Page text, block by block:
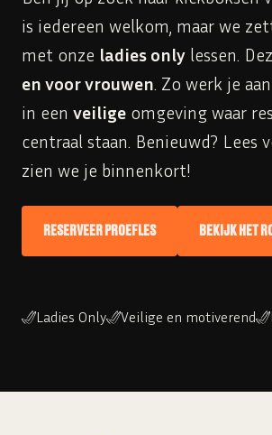
is iedereen welkom, maar we
met onze ladies only lessen.
en voor vrouwen. Zo werk je
in een veilige omgeving waar
centraal staan. Benieuwd? Lees
zien we je binnenkort!
RESERVEER PROEFLES BEKIJK HET
Ladies Only Veilige en motiverend